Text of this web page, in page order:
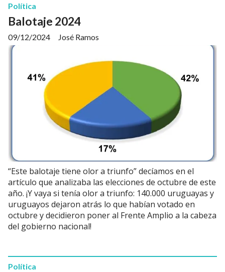
Balotaje 2024
José Ramos
Política
09/12/2024
“Este balotaje tiene olor a triunfo” decíamos en el
artículo que analizaba las elecciones de octubre de este
año. ¡Y vaya si tenía olor a triunfo: 140.000 uruguayas y
uruguayos dejaron atrás lo que habían votado en
octubre y decidieron poner al Frente Amplio a la cabeza
del gobierno nacional!
Política